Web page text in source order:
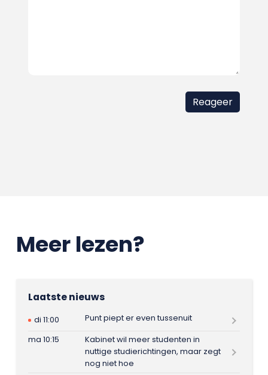
Meer lezen?
Laatste nieuws
di 11:00
Punt piept er even tussenuit
ma 10:15
Kabinet wil meer studenten in
nuttige studierichtingen, maar zegt
nog niet hoe